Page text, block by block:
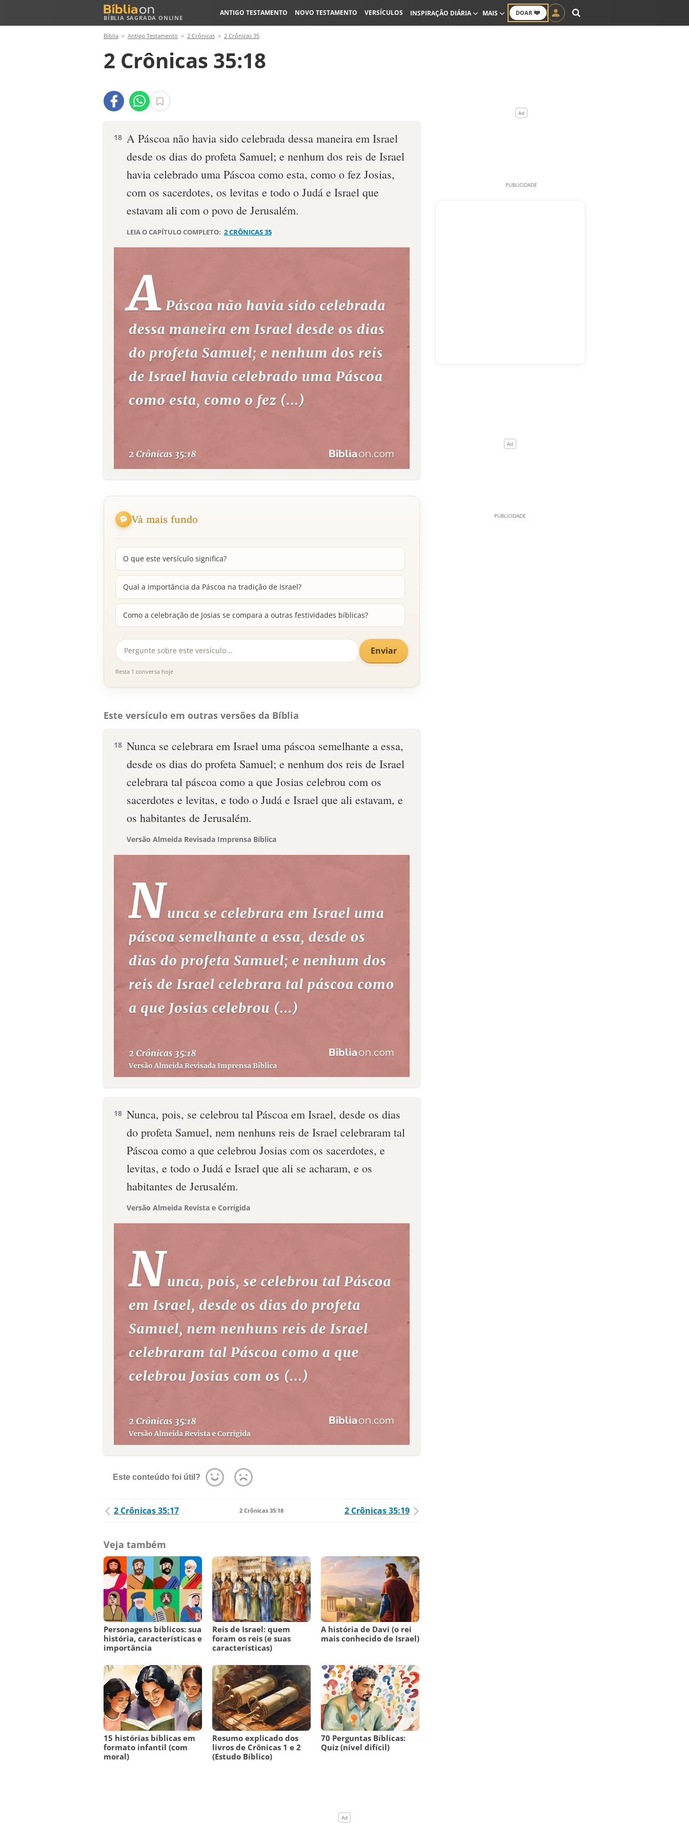
BÍBLIA SAGRADA ONLINE
DOAR ❤️
ANTIGO TESTAMENTO NOVO TESTAMENTO VERSÍCULOS INSPIRAÇÃO DIÁRIA MAIS
Bíblia Antigo Testamento 2 Crônicas 2 Crônicas 35
2 Crônicas 35:18
18 A Páscoa não havia sido celebrada dessa maneira em Israel
desde os dias do profeta Samuel; e nenhum dos reis de Israel
havia celebrado uma Pás­coa como esta, como o fez Josias,
com os sacerdotes, os levitas e todo o Judá e Israel que
estavam ali com o povo de Jerusalém.
LEIA O CAPÍTULO COMPLETO: 2 CRÔNICAS 35
Vá mais fundo
O que este versículo significa?
Qual a importância da Páscoa na tradição de Israel?
Como a celebração de Josias se compara a outras festividades bíblicas?
Enviar
Resta 1 conversa hoje
Este versículo em outras versões da Bíblia
18 Nunca se celebrara em Israel uma páscoa semelhante a essa,
desde os dias do profeta Samuel; e nenhum dos reis de Israel
celebrara tal páscoa como a que Josias celebrou com os
sacerdotes e levitas, e todo o Judá e Israel que ali estavam, e
os habitantes de Jerusalém.
Versão Almeida Revisada Imprensa Bíblica
18 Nunca, pois, se celebrou tal Páscoa em Israel, desde os dias
do profeta Samuel, nem nenhuns reis de Israel celebraram tal
Páscoa como a que celebrou Josias com os sacerdotes, e
levitas, e todo o Judá e Israel que ali se acharam, e os
habitantes de Jerusalém.
Versão Almeida Revista e Corrigida
Este conteúdo foi útil?
2 Crônicas 35:17 2 Crônicas 35:18 2 Crônicas 35:19
Veja também
Personagens bíblicos: sua
história, características e
importância
Reis de Israel: quem
foram os reis (e suas
características)
A história de Davi (o rei
mais conhecido de Israel)
15 histórias bíblicas em
formato infantil (com
moral)
Resumo explicado dos
livros de Crônicas 1 e 2
(Estudo Bíblico)
70 Perguntas Bíblicas:
Quiz (nível difícil)